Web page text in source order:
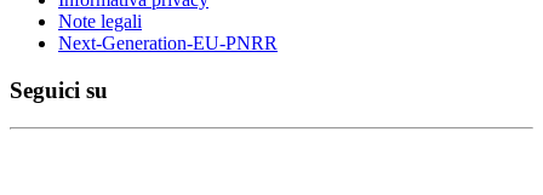
Note legali
Next-Generation-EU-PNRR
Seguici su